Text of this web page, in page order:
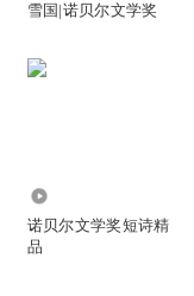
雪国|诺贝尔文学奖
诺贝尔文学奖短诗精
品